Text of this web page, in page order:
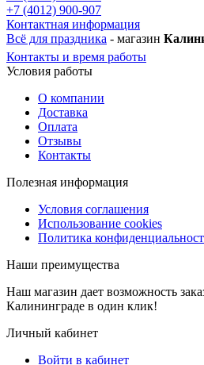
+7 (4012) 900-907
Контактная информация
Всё для праздника - магазин
Контакты и время работы
Условия работы
О компании
Доставка
Оплата
Отзывы
Контакты
Полезная информация
Условия соглашения
Использование cookies
Политика
Наши преимущества
Наш магазин дает возможность
Калининграде в один клик!
Личный кабинет
Войти в кабинет